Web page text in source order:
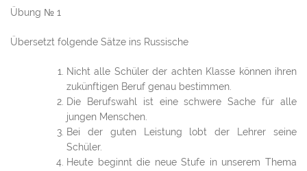
Übung № 1
Übersetzt folgende Sätze ins Russische
Nicht alle Schüler der achten Klasse können ihren
zukünftigen Beruf genau bestimmen.
Die Berufswahl ist eine schwere Sache für alle
jungen Menschen.
Bei der guten Leistung lobt der Lehrer seine
Schüler.
Heute beginnt die neue Stufe in unserem Thema